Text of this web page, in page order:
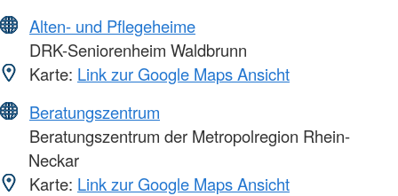
Alten- und Pflegeheime
DRK-Seniorenheim Waldbrunn
Karte: Link zur Google Maps Ansicht
Beratungszentrum
Beratungszentrum der Metropolregion Rhein-
Neckar
Karte: Link zur Google Maps Ansicht